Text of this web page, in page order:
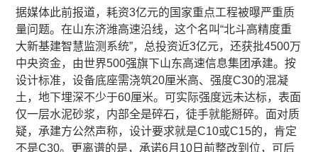
据媒体此前报道，耗资3亿元的国家重点工程被曝严重质
量问题。在山东济潍高速沿线，这个名叫“北斗高精度重
大新基建智慧监测系统”，总投资近3亿元，还获批4500万
中央资金，由世界500强旗下山东高速信息集团承建。按
设计标准，设备底座需浇筑20厘米高、强度C30的混凝
土，地下埋深不少于60厘米。可实际强度远未达标，表面
仅一层水泥砂浆，内部全是碎石，徒手就能掰碎。面对质
疑，承建方公然声称，设计要求就是C10或C15的，肯定
不是C30。更离谱的是，承诺6月10日前整改到位，可后